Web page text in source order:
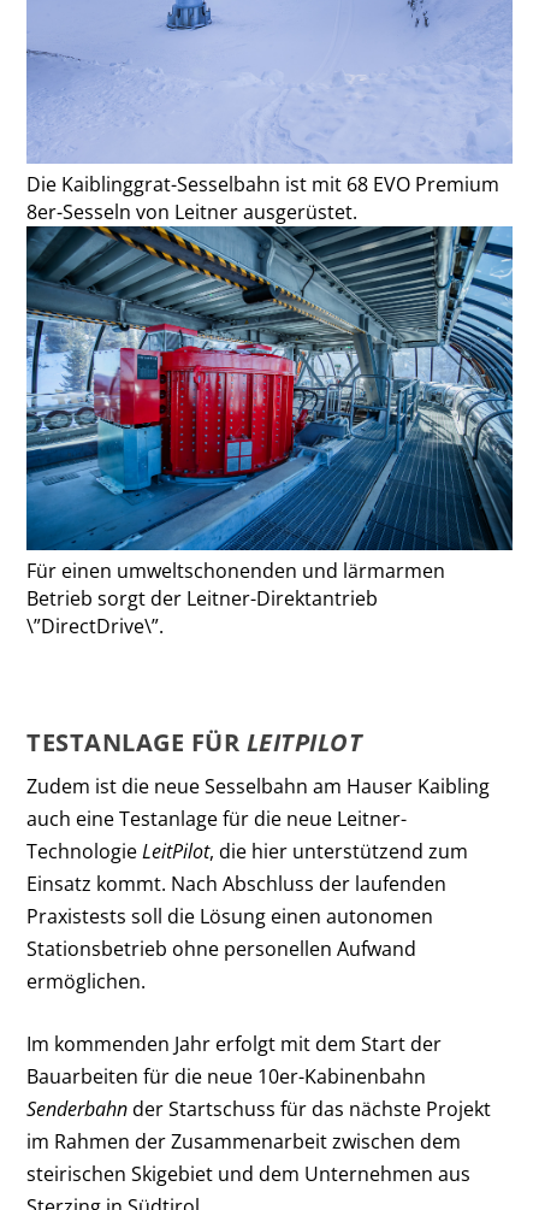
Die Kaiblinggrat-Sesselbahn ist mit 68 EVO Premium
8er-Sesseln von Leitner ausgerüstet.
Für einen umweltschonenden und lärmarmen
Betrieb sorgt der Leitner-Direktantrieb
\”DirectDrive\”.
TESTANLAGE FÜR LEITPILOT
Zudem ist die neue Sesselbahn am Hauser Kaibling
auch eine Testanlage für die neue Leitner-
TechnologieLeitPilot, die hier unterstützend zum
Einsatz kommt. Nach Abschluss der laufenden
Praxistests soll die Lösung einen autonomen
Stationsbetrieb ohne personellen Aufwand
ermöglichen.
Im kommenden Jahr erfolgt mit dem Start der
Bauarbeiten für die neue 10er-Kabinenbahn
Senderbahnder Startschuss für das nächste Projekt
im Rahmen der Zusammenarbeit zwischen dem
steirischen Skigebiet und dem Unternehmen aus